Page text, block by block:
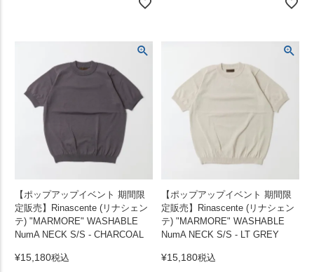
【ポップアップイベント 期間限
定販売】Rinascente (リナシェン
テ) "MARMORE" WASHABLE
NumA NECK S/S - CHARCOAL
¥15,180税込
【ポップアップイベント 期間限
定販売】Rinascente (リナシェン
テ) "MARMORE" WASHABLE
NumA NECK S/S - LT GREY
¥15,180税込